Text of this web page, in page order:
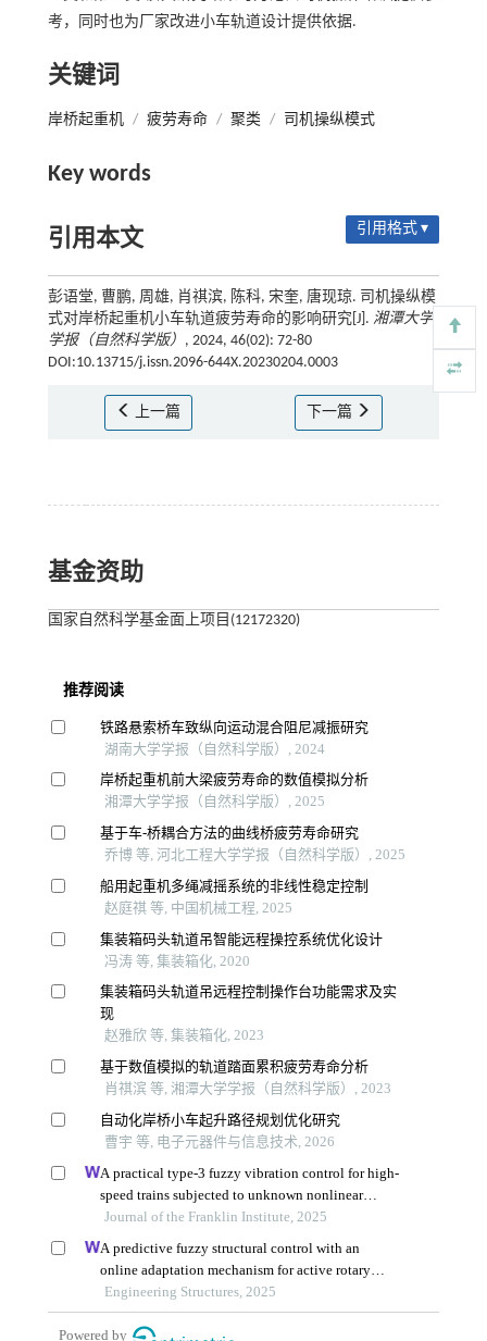
考，同时也为厂家改进小车轨道设计提供依据.
关键词
岸桥起重机 / 疲劳寿命 / 聚类 / 司机操纵模式
Key words
引用本文 引用格式 ▾
彭语堂, 曹鹏, 周雄, 肖祺滨, 陈科, 宋奎, 唐现琼. 司机操纵模
式对岸桥起重机小车轨道疲劳寿命的影响研究[J]. 湘潭大学
学报（自然科学版） , 2024, 46(02): 72-80
DOI:10.13715/j.issn.2096-644X.20230204.0003
上一篇 下一篇
基金资助
国家自然科学基金面上项目(12172320)